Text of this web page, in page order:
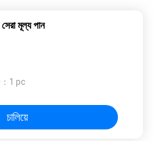
মূল্য পান
1 pc
চালিয়ে